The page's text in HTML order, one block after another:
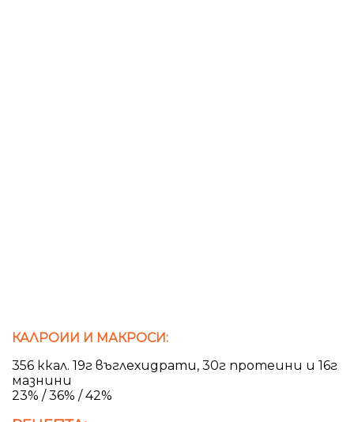
КАЛРОИИ И МАКРОСИ:
356 ккал. 19г въглехидрати, 30г протеини и 16г
мазнини
23% / 36% / 42%